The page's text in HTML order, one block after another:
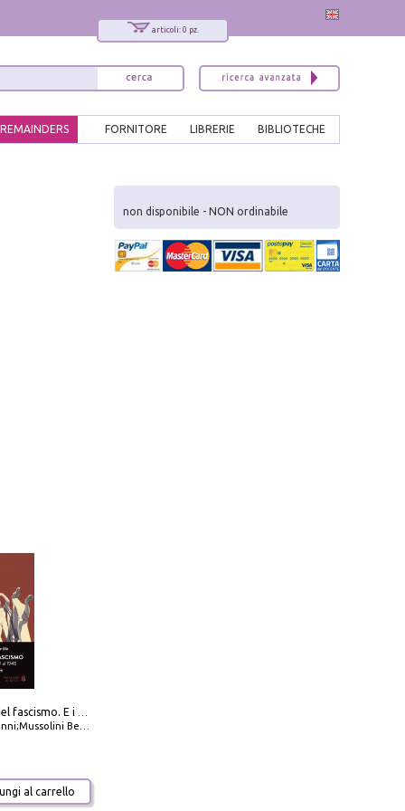
articoli: 0 pz.
BIBLIOTECHE
LIBRERIE
FORNITORE
REMAINDERS
La dottrina del fascismo. E i documenti ufficiali dal 1919 al 1945
Benito
al carrello
non disponibile - NON ordinabile
x
Interessato ai nostri libri?
Allora iscriviti alla nostra newsletter!
Sarai informato delle nostre novità, potrai
comunque cancellarti quando desideri.